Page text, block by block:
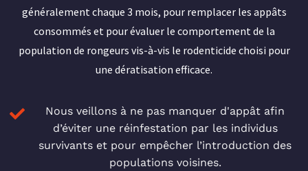
généralement chaque 3 mois, pour remplacer les appâts
consommés et pour évaluer le comportement de la
population de rongeurs vis-à-vis le rodenticide choisi pour
une dératisation efficace.
Nous veillons à ne pas manquer d'appât afin
d’éviter une réinfestation par les individus
survivants et pour empêcher l’introduction des
populations voisines.